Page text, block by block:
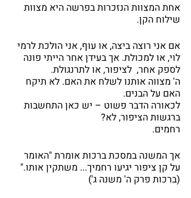
אחת המצוות הנזכרות בפרשה היא מצוות
שילוח הקן.
אם אני רוצה ביצה, או עוף, אני הולכת לרמי
לוי, או למכולת. אך בעידן אחר הייתי פונה
לספק אחר,  לציפור, או לתרנגולת.
ה' מצווה אותנו לשלח את האם. לא תיקח
האם על הבנים.
לכאורה הדבר פשוט – יש כאן התחשבות
ברגשות הציפור, לא?
רחמים.
אך המשנה במסכת ברכות אומרת "האומר
על קן ציפור יגיעו רחמיך... משתקין אותו."
(ברכות פרק ה' משנה ג')